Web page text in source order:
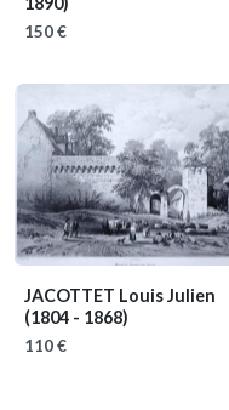
150 €
JACOTTET Louis Julien
(1804 - 1868)
110 €